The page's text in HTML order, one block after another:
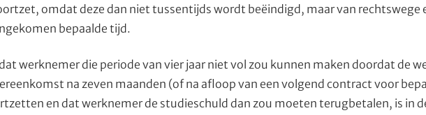
omdat deze dan niet tussentijds wordt beëindigd, maar van rechtswege
bepaalde tijd.
werknemer die periode van vier jaar niet vol zou kunnen maken doordat de
na zeven maanden (of na afloop van een volgend contract voor
en dat werknemer de studieschuld dan zou moeten terugbetalen, is in